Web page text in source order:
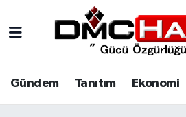
Gündem Tanıtım Ekonomi
Tanıtım
Nöbetçi Eczaneler
Hava Durumu